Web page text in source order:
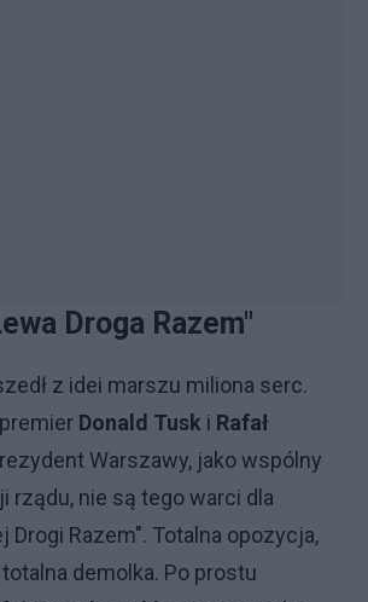
Droga Razem"
z idei marszu miliona serc.
Donald Tusk i Rafał
Warszawy, jako wspólny
rządu, nie są tego warci dla
Drogi Razem". Totalna opozycja,
demolka. Po prostu